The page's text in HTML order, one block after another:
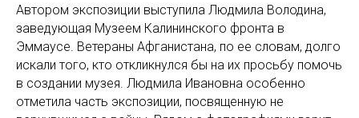
Автором экспозиции выступила Людмила Володина,
заведующая Музеем Калининского фронта в
Эммаусе. Ветераны Афганистана, по ее словам, долго
искали того, кто откликнулся бы на их просьбу помочь
в создании музея. Людмила Ивановна особенно
отметила часть экспозиции, посвященную не